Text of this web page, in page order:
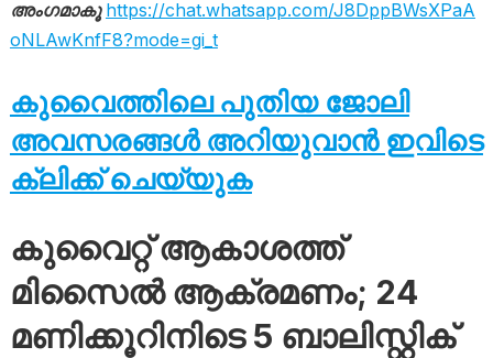
അംഗമാകൂ https://chat.whatsapp.com/J8DppBWsXPaA
oNLAwKnfF8?mode=gi_t
കുവൈത്തിലെ പുതിയ ജോലി
അവസരങ്ങൾ അറിയുവാൻ ഇവിടെ
ക്ലിക്ക് ചെയ്യുക
കുവൈറ്റ് ആകാശത്ത്
മിസൈൽ ആക്രമണം; 24
മണിക്കൂറിനിടെ 5 ബാലിസ്റ്റിക്